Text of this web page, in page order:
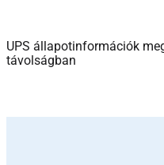
UPS állapotinformációk
távolságban